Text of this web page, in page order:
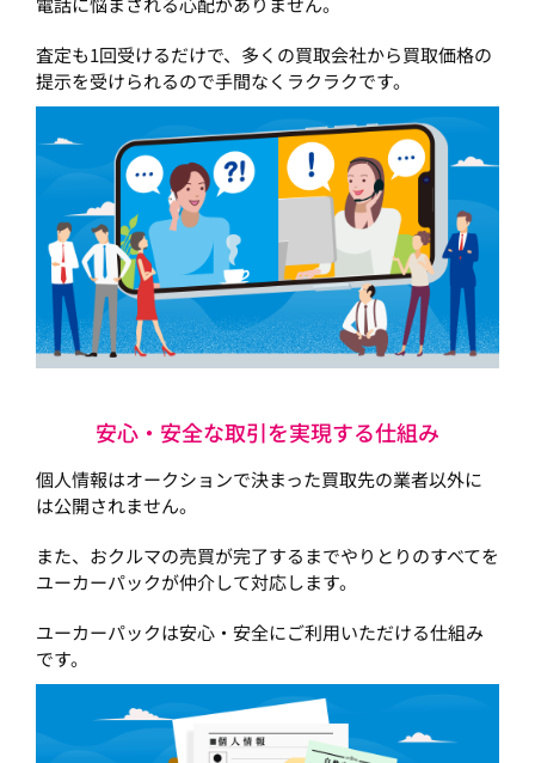
査定も1回受けるだけで、多くの買取会社から買取価格の
提示を受けられるので手間なくラクラクです。
安心・安全な取引を実現する仕組み
個人情報はオークションで決まった買取先の業者以外に
は公開されません。
また、おクルマの売買が完了するまでやりとりのすべてを
ユーカーパックが仲介して対応します。
ユーカーパックは安心・安全にご利用いただける仕組み
です。